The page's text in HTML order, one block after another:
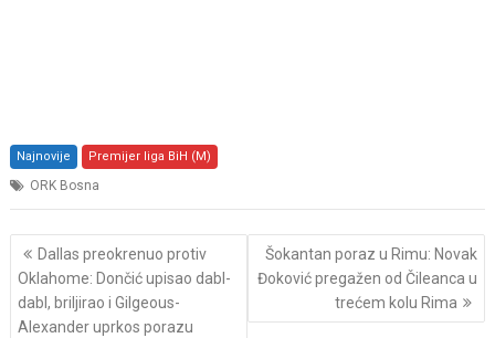
Najnovije Premijer liga BiH (M)
ORK Bosna
Post
navigation
Dallas preokrenuo protiv
Oklahome: Dončić upisao dabl-
dabl, briljirao i Gilgeous-
Alexander uprkos porazu
Šokantan poraz u Rimu: Novak
Đoković pregažen od Čileanca u
trećem kolu Rima